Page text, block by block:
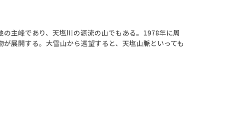
主峰であり、天塩川の源流の山でもある。1978年に周
展開する。大雪山から遠望すると、天塩山脈といっても